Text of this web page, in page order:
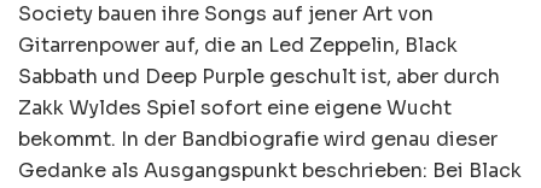
Society bauen ihre Songs auf jener Art von
Gitarrenpower auf, die an Led Zeppelin, Black
Sabbath und Deep Purple geschult ist, aber durch
Zakk Wyldes Spiel sofort eine eigene Wucht
bekommt. In der Bandbiografie wird genau dieser
Gedanke als Ausgangspunkt beschrieben: Bei Black